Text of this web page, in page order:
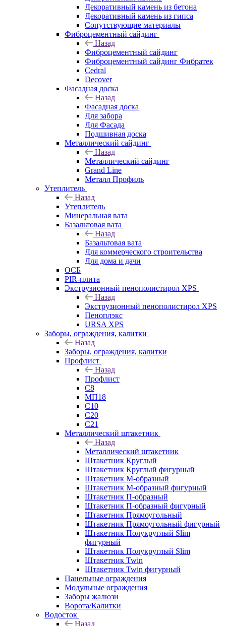
Декоративный камень из бетона
Декоративный камень из гипса
Сопутствующие материалы
Фиброцементный сайдинг
Назад
Фиброцементный сайдинг
Фиброцементный сайдинг Фибратек
Cedral
Decover
Фасадная доска
Назад
Фасадная доска
Для забора
Для Фасада
Подшивная доска
Металлический сайдинг
Назад
Металлический сайдинг
Grand Line
Металл Профиль
Утеплитель
Назад
Утеплитель
Минеральная вата
Базальтовая вата
Назад
Базальтовая вата
Для коммерческого строительства
Для дома и дачи
ОСБ
PIR-плита
Экструзионный пенополистирол XPS
Назад
Экструзионный пенополистирол XPS
Пеноплэкс
URSA XPS
Заборы, ограждения, калитки
Назад
Заборы, ограждения, калитки
Профлист
Назад
Профлист
С8
МП18
С10
С20
С21
Металлический штакетник
Назад
Металлический штакетник
Штакетник Круглый
Штакетник Круглый фигурный
Штакетник М-образный
Штакетник М-образный фигурный
Штакетник П-образный
Штакетник П-образный фигурный
Штакетник Прямоугольный
Штакетник Прямоугольный фигурный
Штакетник Полукруглый Slim
фигурный
Штакетник Полукруглый Slim
Штакетник Twin
Штакетник Twin фигурный
Панельные ограждения
Модульные ограждения
Заборы жалюзи
Ворота/Калитки
Водосток
Назад